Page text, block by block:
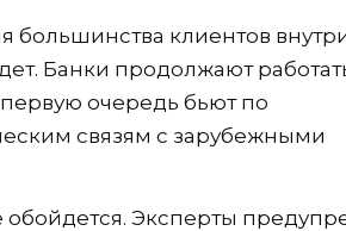
большинства клиентов
Банки продолжают
очередь бьют по
связям с зарубежными
Эксперты